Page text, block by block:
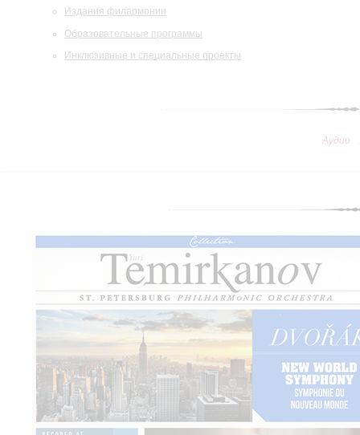
Издания филармонии
Образовательные программы
Инклюзивные и специальные проекты
Аудио